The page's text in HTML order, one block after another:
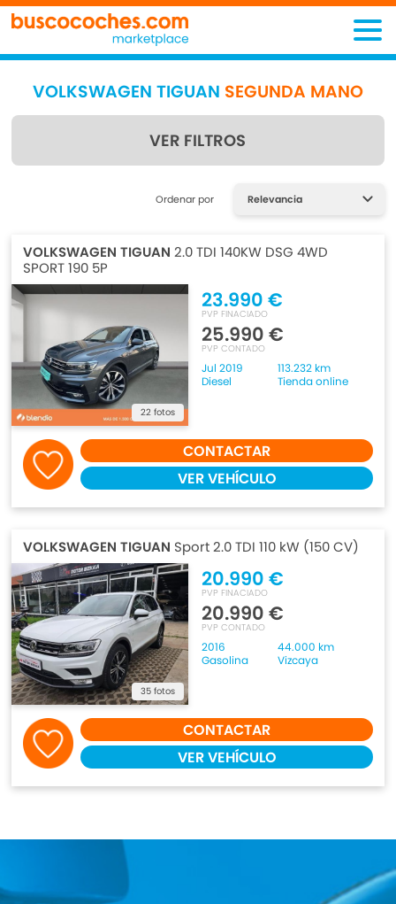
VOLKSWAGEN TIGUAN SEGUNDA MANO
VER FILTROS
Encuentra lo que estás
Ordenar por
VOLKSWAGEN TIGUAN 2.0 TDI 140KW DSG 4WD
SPORT 190 5P
22 fotos
23.990 €
PVP FINACIADO
25.990 €
PVP CONTADO
Jul 2019
113.232 km
Diesel
Tienda online
CONTACTAR
VER VEHÍCULO
VOLKSWAGEN TIGUAN Sport 2.0 TDI 110 kW (150 CV)
35 fotos
20.990 €
PVP FINACIADO
20.990 €
PVP CONTADO
2016
44.000 km
Gasolina
Vizcaya
CONTACTAR
VER VEHÍCULO